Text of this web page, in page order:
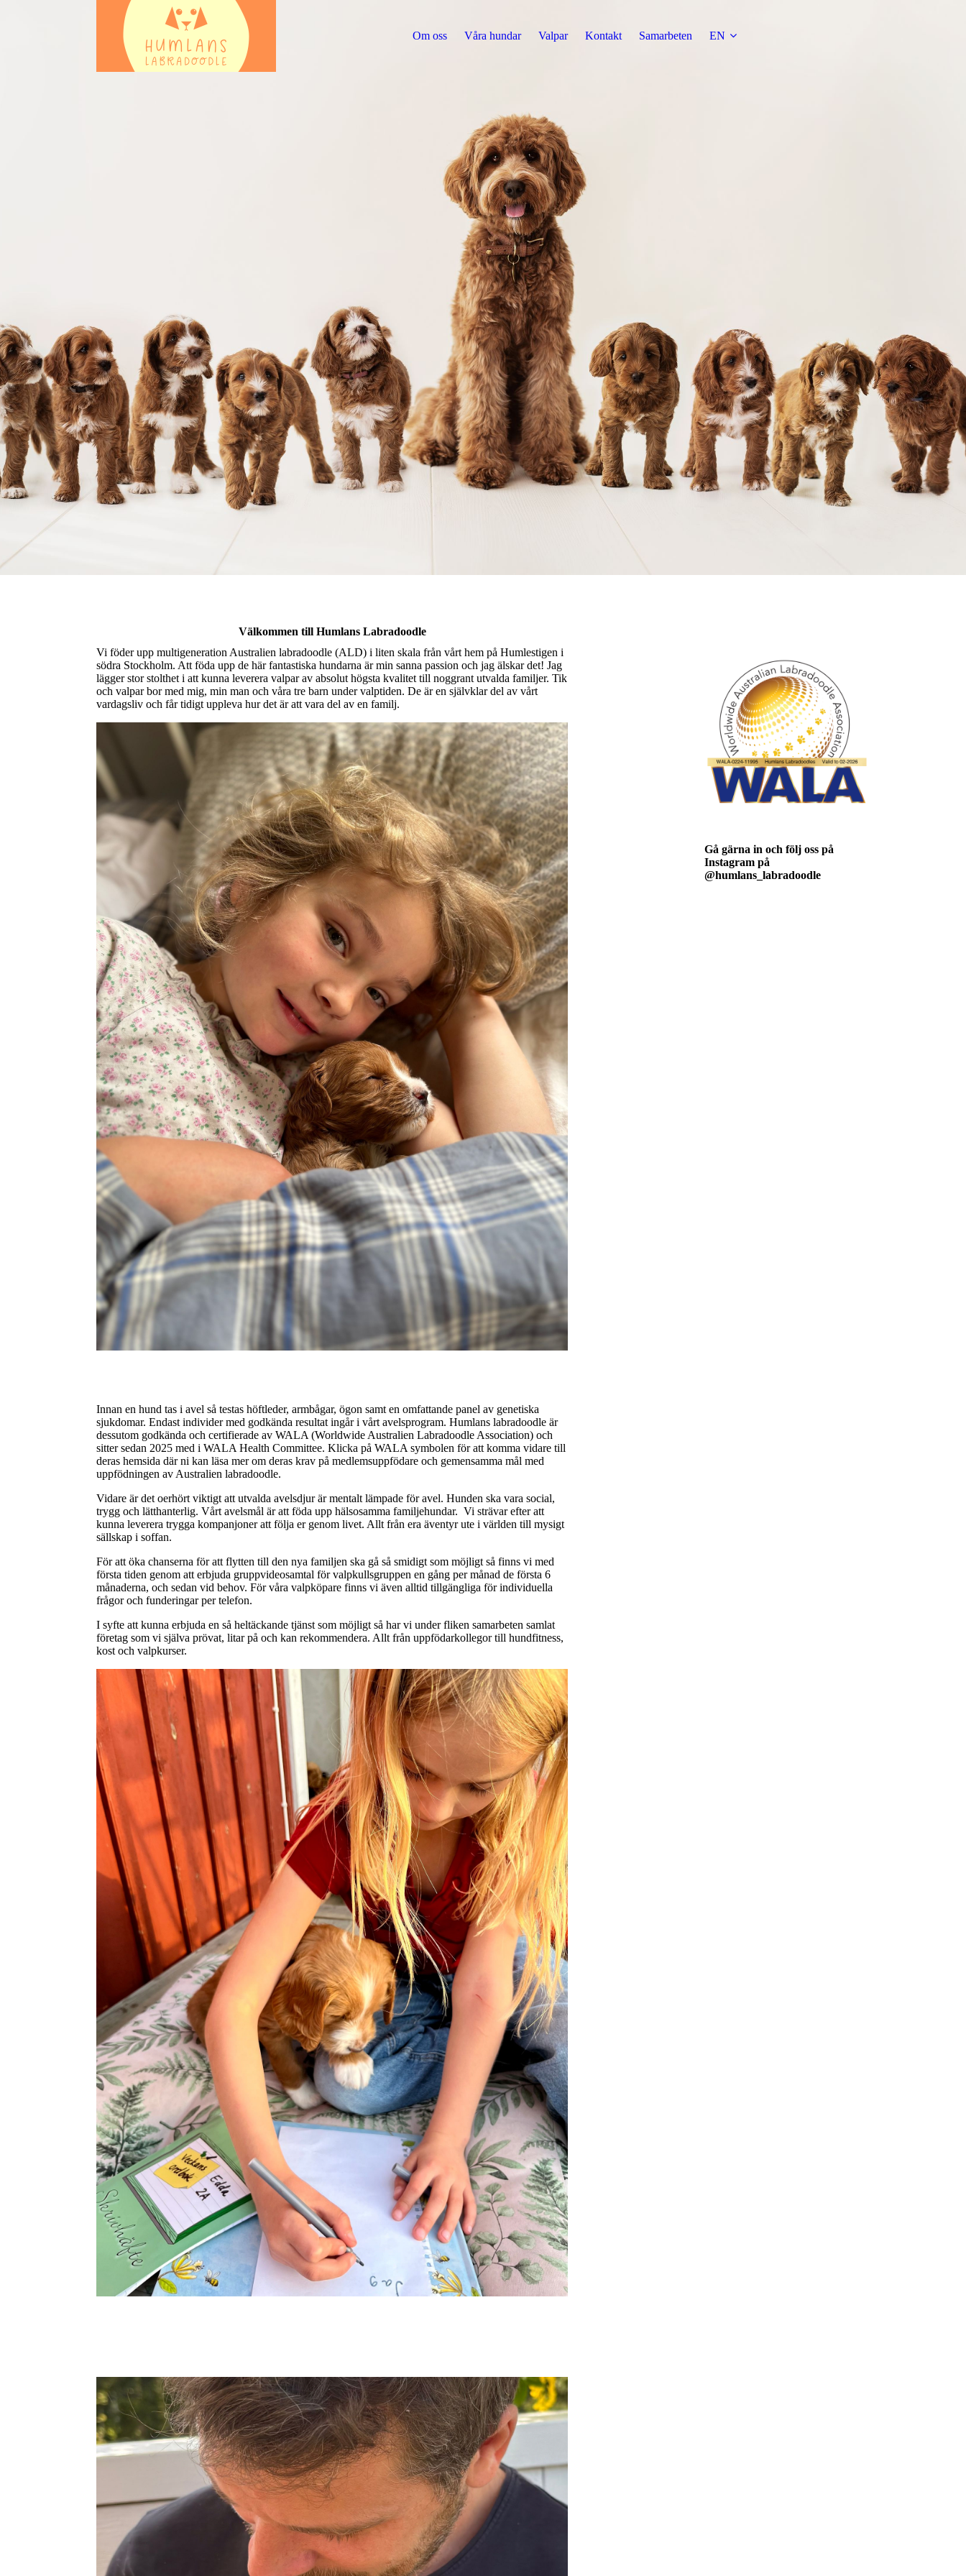
Om oss Våra hundar Valpar Kontakt Samarbeten EN
Välkommen till Humlans Labradoodle
Vi föder upp multigeneration Australien labradoodle (ALD) i liten skala från vårt hem på Humlestigen i
södra Stockholm. Att föda upp de här fantastiska hundarna är min sanna passion och jag älskar det! Jag
lägger stor stolthet i att kunna leverera valpar av absolut högsta kvalitet till noggrant utvalda familjer. Tik
och valpar bor med mig, min man och våra tre barn under valptiden. De är en självklar del av vårt
vardagsliv och får tidigt uppleva hur det är att vara del av en familj.
Innan en hund tas i avel så testas höftleder, armbågar, ögon samt en omfattande panel av genetiska
sjukdomar. Endast individer med godkända resultat ingår i vårt avelsprogram. Humlans labradoodle är
dessutom godkända och certifierade av WALA (Worldwide Australien Labradoodle Association) och
sitter sedan 2025 med i WALA Health Committee. Klicka på WALA symbolen för att komma vidare till
deras hemsida där ni kan läsa mer om deras krav på medlemsuppfödare och gemensamma mål med
uppfödningen av Australien labradoodle.
Vidare är det oerhört viktigt att utvalda avelsdjur är mentalt lämpade för avel. Hunden ska vara social,
trygg och lätthanterlig. Vårt avelsmål är att föda upp hälsosamma familjehundar. Vi strävar efter att
kunna leverera trygga kompanjoner att följa er genom livet. Allt från era äventyr ute i världen till mysigt
sällskap i soffan.
För att öka chanserna för att flytten till den nya familjen ska gå så smidigt som möjligt så finns vi med
första tiden genom att erbjuda gruppvideosamtal för valpkullsgruppen en gång per månad de första 6
månaderna, och sedan vid behov. För våra valpköpare finns vi även alltid tillgängliga för individuella
frågor och funderingar per telefon.
I syfte att kunna erbjuda en så heltäckande tjänst som möjligt så har vi under fliken samarbeten samlat
företag som vi själva prövat, litar på och kan rekommendera. Allt från uppfödarkollegor till hundfitness,
kost och valpkurser.
Gå gärna in och följ oss på
Instagram på
@humlans_labradoodle